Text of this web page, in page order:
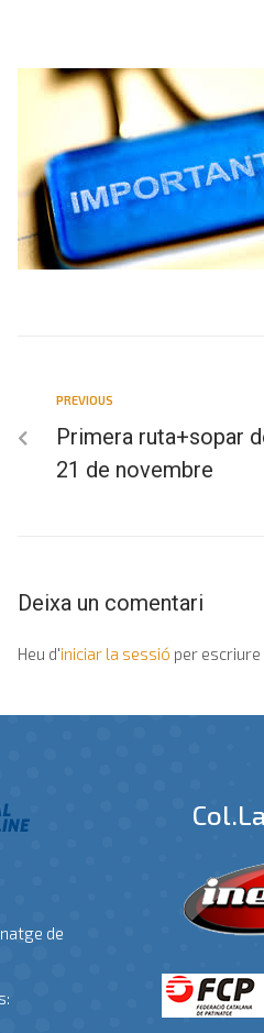
PREVIOUS
Primera ruta+sopar
21 de novembre
Deixa un comentari
Heu d'iniciar la sessió per
de